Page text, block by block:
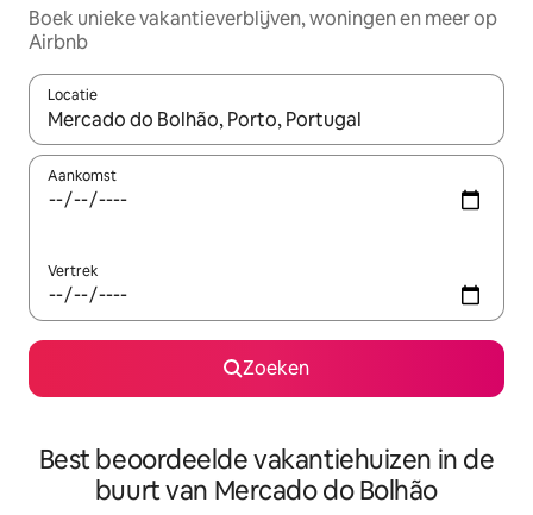
Boek unieke vakantieverblijven, woningen en meer op
Airbnb
Locatie
Wanneer er resultaten beschikbaar zijn, maak je een keuze
Aankomst
Vertrek
Zoeken
Best beoordeelde vakantiehuizen in de
buurt van Mercado do Bolhão